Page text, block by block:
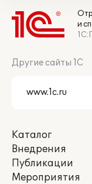
и
Другие сайты 1С
Каталог
Внедрения
Публикации
Мероприятия